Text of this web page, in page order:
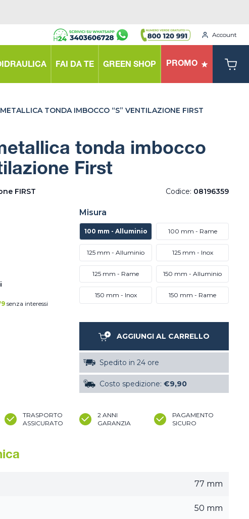
Account
FAI DA TE GREEN SHOP PROMO
TONDA IMBOCCO “S” VENTILAZIONE FIRST
tonda imbocco
First
FIRST Codice: 08196359
senza interessi
Misura
100 mm - Alluminio 100 mm - Rame
125 mm - Alluminio 125 mm - Inox
125 mm - Rame 150 mm - Alluminio
150 mm - Inox 150 mm - Rame
AGGIUNGI AL CARRELLO
Spedito in 24 ore
Costo spedizione: €9,90
TRASPORTO
ASSICURATO
2 ANNI
GARANZIA
PAGAMENTO
SICURO
77 mm
50 mm